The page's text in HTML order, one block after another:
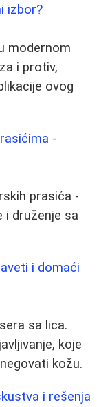
izbor?
modernom
i protiv,
ovog
-
prasića -
i druženje sa
i domaći
sa lica.
koje
kožu.
i rešenja